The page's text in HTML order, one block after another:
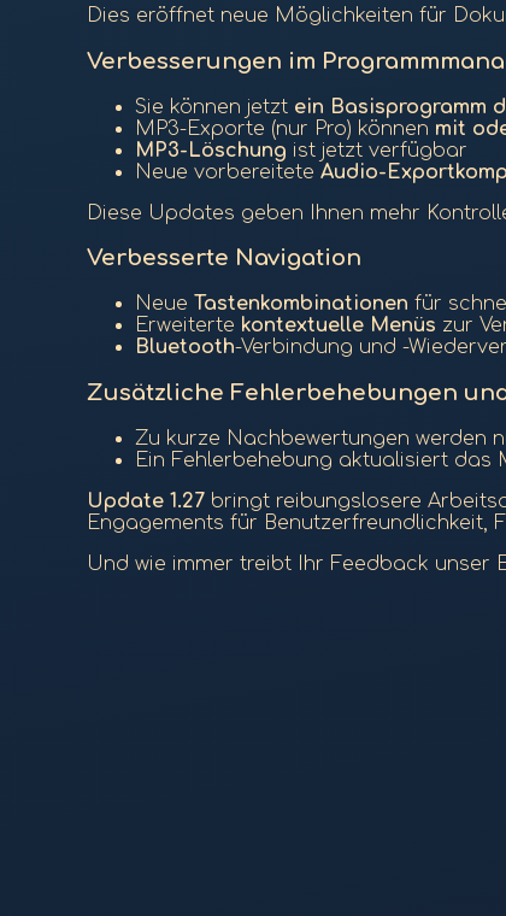
Dies eröffnet neue Möglichkeiten für
Verbesserungen im
Sie können jetzt ein Basisprogramm
MP3-Exporte (nur Pro) können mit
MP3-Löschung ist jetzt verfügbar
Neue vorbereitete Audio-
Diese Updates geben Ihnen mehr
Verbesserte Navigation
Neue Tastenkombinationen für
Erweiterte kontextuelle Menüs zur
Bluetooth-Verbindung und -
Zusätzliche Fehlerbehebungen
Zu kurze Nachbewertungen werden
Ein Fehlerbehebung aktualisiert das
Update 1.27 bringt reibungslosere
Engagements für Benutzerfreundlichkeit,
Und wie immer treibt Ihr Feedback unser